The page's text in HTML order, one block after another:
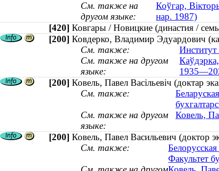
См. также на
другом языке:
Коўгар,
нар. 1987)
[420] Ковгары / Новицкие (династия /
[200] Ковдерко, Владимир Эдуардович
См. также:
См. также на другом
языке:
[200] Ковель, Павел Васільевіч (доктар
См. также:
См. также на другом
языке:
Ковель,
[200] Ковель, Павел Васильевич (доктор
См. также:
Факультет